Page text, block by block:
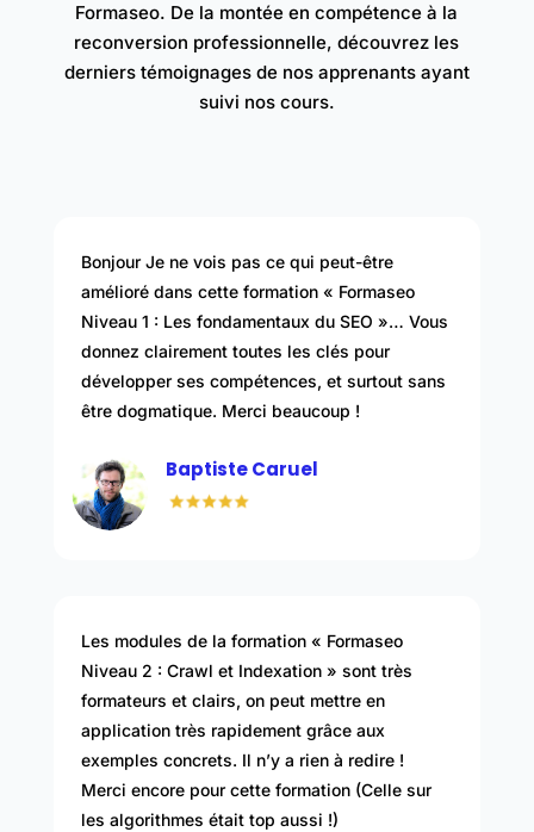
Formaseo. De la montée en compétence à la
reconversion professionnelle, découvrez les
derniers témoignages de nos apprenants ayant
suivi nos cours.
Bonjour Je ne vois pas ce qui peut-être
amélioré dans cette formation « Formaseo
Niveau 1 : Les fondamentaux du SEO »… Vous
donnez clairement toutes les clés pour
développer ses compétences, et surtout sans
être dogmatique. Merci beaucoup !
Baptiste Caruel
Les modules de la formation « Formaseo
Niveau 2 : Crawl et Indexation » sont très
formateurs et clairs, on peut mettre en
application très rapidement grâce aux
exemples concrets. Il n’y a rien à redire !
Merci encore pour cette formation (Celle sur
les algorithmes était top aussi !)